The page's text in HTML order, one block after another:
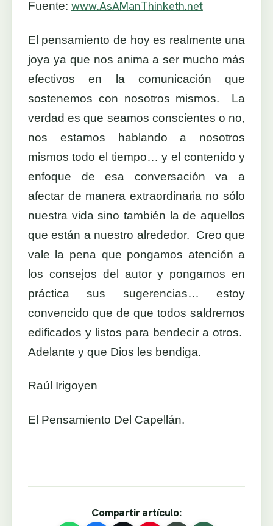
Fuente: www.AsAManThinketh.net
El pensamiento de hoy es realmente una
joya ya que nos anima a ser mucho más
efectivos en la comunicación que
sostenemos con nosotros mismos. La
verdad es que seamos conscientes o no,
nos estamos hablando a nosotros
mismos todo el tiempo… y el contenido y
enfoque de esa conversación va a
afectar de manera extraordinaria no sólo
nuestra vida sino también la de aquellos
que están a nuestro alrededor. Creo que
vale la pena que pongamos atención a
los consejos del autor y pongamos en
práctica sus sugerencias… estoy
convencido que de que todos saldremos
edificados y listos para bendecir a otros.
Adelante y que Dios les bendiga.
Raúl Irigoyen
El Pensamiento Del Capellán.
Compartir artículo: